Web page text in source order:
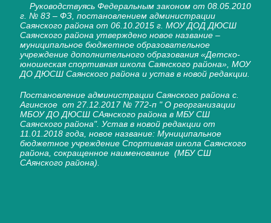
Руководствуясь Федеральным законом от 08.05.2010
г. № 83 – ФЗ, постановлением администрации
Саянского района от 06.10.2015 г. МОУ ДОД ДЮСШ
Саянского района утверждено новое название –
муниципальное бюджетное образовательное
учреждение дополнительного образования «Детско-
юношеская спортивная школа Саянского района», МОУ
ДО ДЮСШ Саянского района и устав в новой редакции.
Постановление администрации Саянского района с.
Агинское от 27.12.2017 № 772-п " О реорганизации
МБОУ ДО ДЮСШ САянского района в МБУ СШ
Саянского района". Устав в новой редакции от
11.01.2018 года, новое название: Муниципальное
бюджетное учреждение Спортивная школа Саянского
района, сокращенное наименование (МБУ СШ
САянского района).